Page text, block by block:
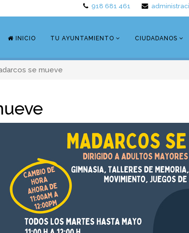
918 681 461
INICIO TU AYUNTAMIENTO CIUDADANOS
se mueve